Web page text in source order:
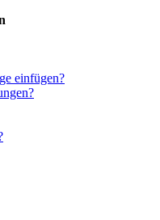
einfügen?